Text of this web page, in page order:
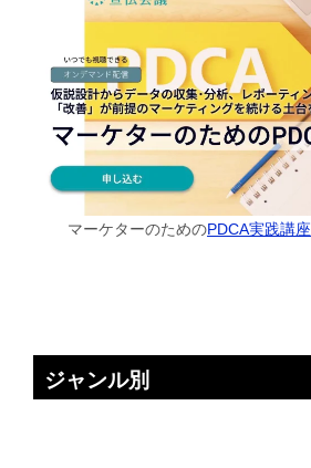
マーケターのためのPDCA実践講座
ジャンル別